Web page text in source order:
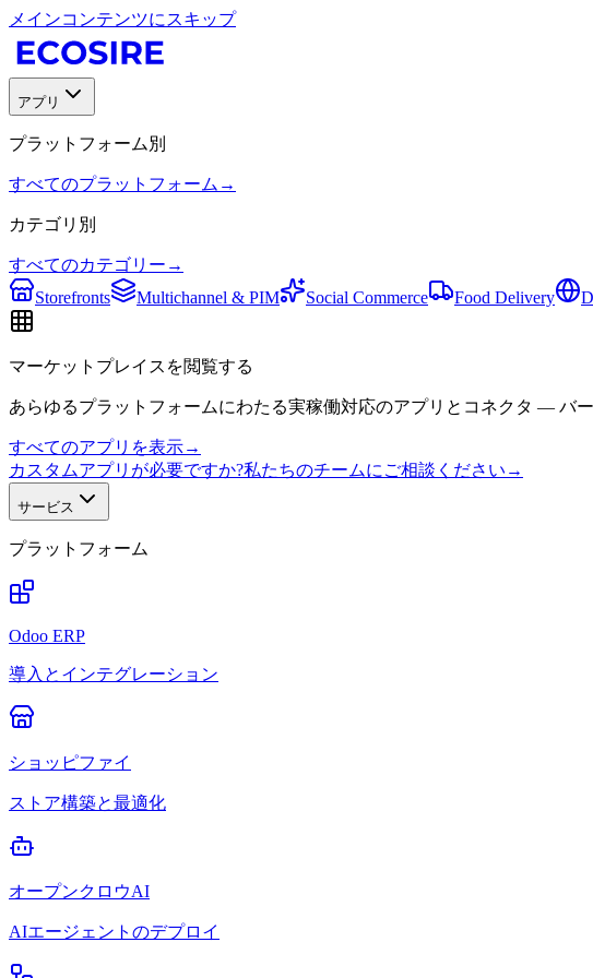
メインコンテンツにスキップ
アプリ
プラットフォーム別
すべてのプラットフォーム →
カテゴリ別
すべてのカテゴリー →
Storefronts
Multichannel & PIM Social Commerce Food Delivery
マーケットプレイスを閲覧する
あらゆるプラットフォームにわたる実稼働対応のアプリとコネクタ — バ
すべてのアプリを表示→
カスタムアプリが必要ですか?私たちのチームにご相談ください →
サービス
プラットフォーム
Odoo ERP
導入とインテグレーション
ショッピファイ
ストア構築と最適化
オープンクロウAI
AIエージェントのデプロイ